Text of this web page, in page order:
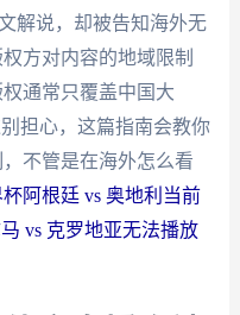
解说，却被告知海外无
方对内容的地域限制
通常只覆盖中国大
担心，这篇指南会教你
不管是在海外怎么看
阿根廷 vs 奥地利当前
vs 克罗地亚无法播放